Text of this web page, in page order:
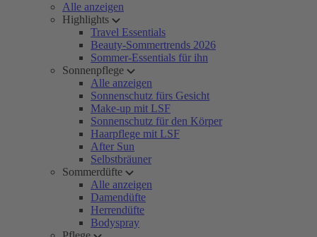
Alle anzeigen
Highlights
Travel Essentials
Beauty-Sommertrends 2026
Sommer-Essentials für ihn
Sonnenpflege
Alle anzeigen
Sonnenschutz fürs Gesicht
Make-up mit LSF
Sonnenschutz für den Körper
Haarpflege mit LSF
After Sun
Selbstbräuner
Sommerdüfte
Alle anzeigen
Damendüfte
Herrendüfte
Bodyspray